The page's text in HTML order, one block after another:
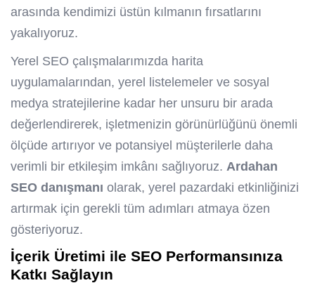
arasında kendimizi üstün kılmanın fırsatlarını
yakalıyoruz.
Yerel SEO çalışmalarımızda harita
uygulamalarından, yerel listelemeler ve sosyal
medya stratejilerine kadar her unsuru bir arada
değerlendirerek, işletmenizin görünürlüğünü önemli
ölçüde artırıyor ve potansiyel müşterilerle daha
verimli bir etkileşim imkânı sağlıyoruz. Ardahan
SEO danışmanı olarak, yerel pazardaki etkinliğinizi
artırmak için gerekli tüm adımları atmaya özen
gösteriyoruz.
İçerik Üretimi ile SEO Performansınıza
Katkı Sağlayın